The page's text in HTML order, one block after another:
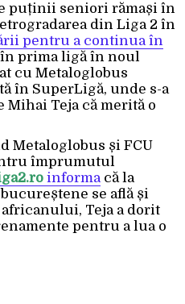
puținii seniori rămași în
din Liga 2 în
pentru a continua în
în prima ligă în noul
cu Metaloglobus
în SuperLigă, unde s-a
Mihai Teja că merită o
Metaloglobus și FCU
împrumutul
informacă la
se află și
Teja a dorit
pentru a lua o